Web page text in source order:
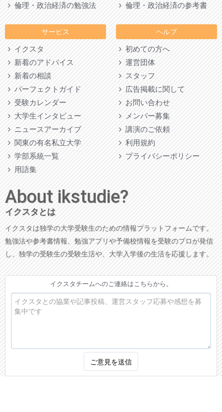
倫理・政治経済の勉強法
サービス
イクスタ
新着のアドバイス
新着の相談
パーフェクトガイド
受験カレンダー
大学生インタビュー
ニュースアーカイブ
関東の有名私立大学
学部系統一覧
用語集
倫理・政治経済の参考書
ヘルプ
初めての方へ
運営団体
スタッフ
広告掲載に関して
お問い合わせ
メンバー募集
講演のご依頼
利用規約
プライバシーポリシー
About ikstudie?
イクスタとは
イクスタは独学の大学受験生のための情報プラットフォームです。
勉強法や参考書情報、勉強アプリや予備校情報を受験のプロが発信
し、独学の受験生の受験生活や、大学入学後の生活を応援します。
イクスタチームへのご連絡はこちらから。